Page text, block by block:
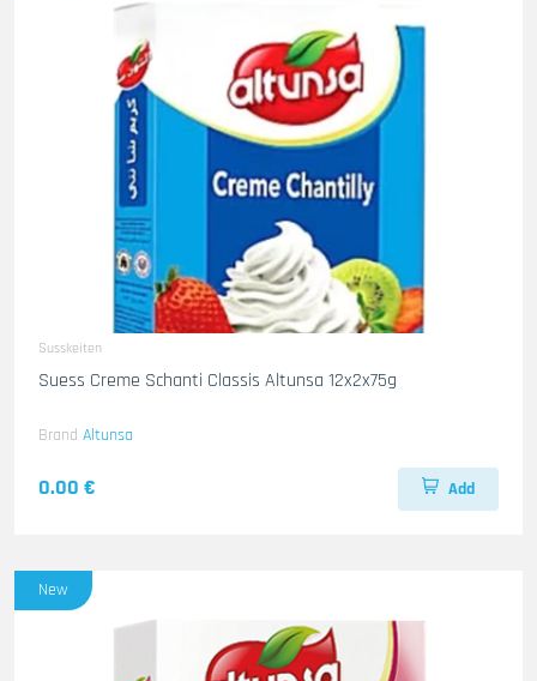
Susskeiten
Suess Creme Schanti Classis Altunsa 12x2x75g
Brand Altunsa
0.00 € Add
New